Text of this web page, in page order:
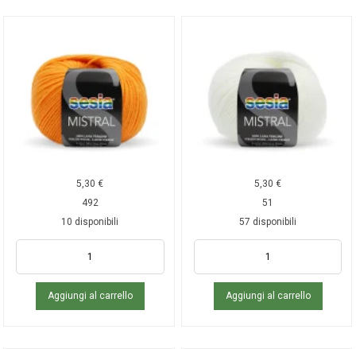
5,30€
492
10 disponibili
Aggiungi al carrello
5,30€
51
57 disponibili
Aggiungi al carrello